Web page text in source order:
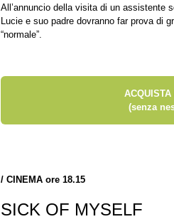
All’annuncio della visita di un assistente
Lucie e suo padre dovranno far prova di
“normale”.
(senza
/ CINEMA ore 18.15
SICK OF MYSELF